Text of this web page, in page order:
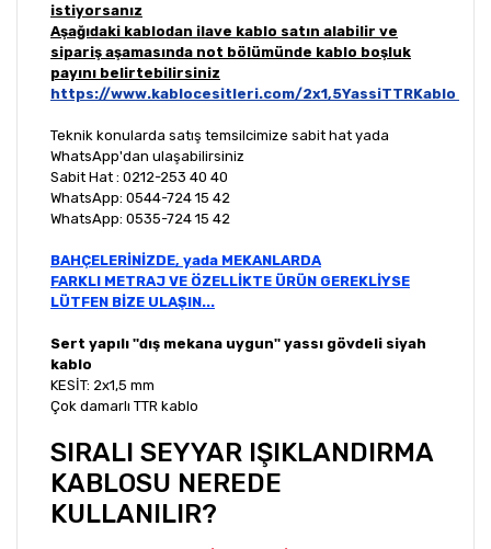
istiyorsanız
Aşağıdaki kablodan ilave kablo satın alabilir ve
sipariş aşamasında not bölümünde kablo boşluk
payını belirtebilirsiniz
https://www.kablocesitleri.com/2x1,5YassiTTRKablo
Teknik konularda satış temsilcimize sabit hat yada
WhatsApp'dan ulaşabilirsiniz
Sabit Hat : 0212-253 40 40
WhatsApp: 0544-724 15 42
WhatsApp: 0535-724 15 42
BAHÇELERİNİZDE, yada MEKANLARDA
FARKLI METRAJ VE ÖZELLİKTE ÜRÜN GEREKLİYSE
LÜTFEN BİZE ULAŞIN...
Sert yapılı ''dış mekana uygun'' yassı gövdeli siyah
kablo
KESİT: 2x1,5 mm
Çok damarlı TTR kablo
SIRALI SEYYAR IŞIKLANDIRMA
KABLOSU NEREDE
KULLANILIR?